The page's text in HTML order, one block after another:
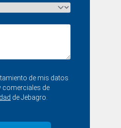
de mis datos
comerciales de
de Jebagro.